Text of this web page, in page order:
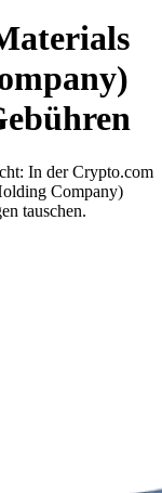
In der Crypto.com
Company)
tauschen.